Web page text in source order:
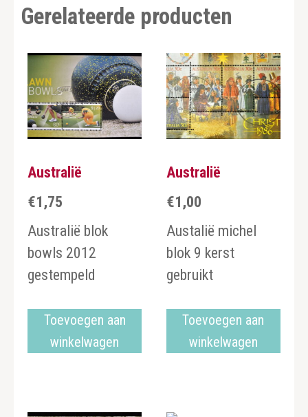
Gerelateerde producten
Australië
€1,75
Australië blok
bowls 2012
gestempeld
Toevoegen aan
winkelwagen
Australië
€1,00
Austalië michel
blok 9 kerst
gebruikt
Toevoegen aan
winkelwagen